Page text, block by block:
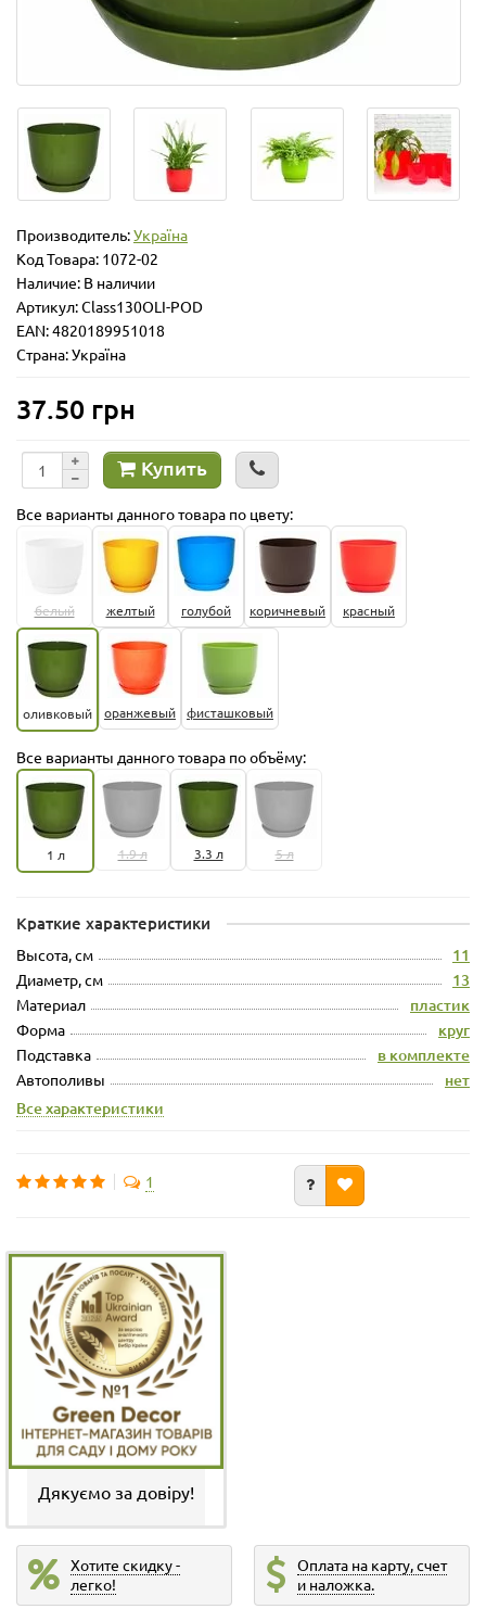
Производитель:Україна
Код Товара: 1072-02
Наличие: В наличии
Артикул: Class130OLI-POD
EAN: 4820189951018
Страна: Україна
37.50 грн
Купить
Все варианты данного товара по цвету:
белый желтый голубой коричневый красный
оливковый оранжевый фисташковый
Все варианты данного товара по объёму:
1 л 1.9 л 3.3 л 5 л
Краткие характеристики
Высота, см 11
Диаметр, см 13
Материал пластик
Форма круг
Подставка в комплекте
Автополивы
нет
Все характеристики
1
Дякуємо за довіру!
Хотите скидку -
легко!
Оплата на карту, счет
и наложка.